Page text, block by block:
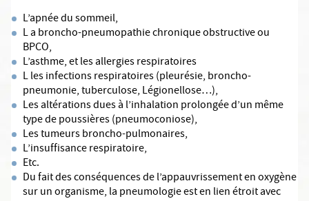
L’apnée du sommeil,
L a broncho-pneumopathie chronique obstructive ou
BPCO,
L’asthme, et les allergies respiratoires
L les infections respiratoires (pleurésie, broncho-
pneumonie, tuberculose, Légionellose…),
Les altérations dues à l’inhalation prolongée d’un même
type de poussières (pneumoconiose),
Les tumeurs broncho-pulmonaires,
L’insuffisance respiratoire,
Etc.
Du fait des conséquences de l’appauvrissement en oxygène
sur un organisme, la pneumologie est en lien étroit avec